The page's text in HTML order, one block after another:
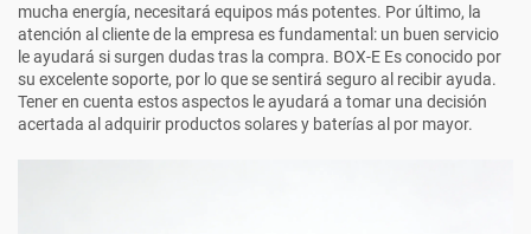
mucha energía, necesitará equipos más potentes. Por último, la
atención al cliente de la empresa es fundamental: un buen servicio
le ayudará si surgen dudas tras la compra. BOX-E Es conocido por
su excelente soporte, por lo que se sentirá seguro al recibir ayuda.
Tener en cuenta estos aspectos le ayudará a tomar una decisión
acertada al adquirir productos solares y baterías al por mayor.